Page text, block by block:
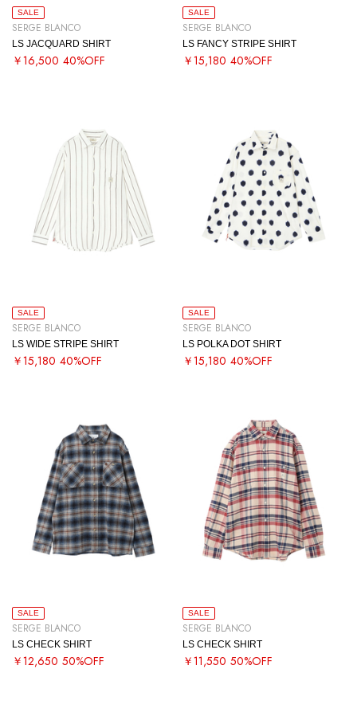
SALE
SERGE BLANCO
LS JACQUARD SHIRT
￥16,500 40%OFF
SALE
SERGE BLANCO
LS FANCY STRIPE SHIRT
￥15,180 40%OFF
SALE
SERGE BLANCO
LS WIDE STRIPE SHIRT
￥15,180 40%OFF
SALE
SERGE BLANCO
LS POLKA DOT SHIRT
￥15,180 40%OFF
SALE
SERGE BLANCO
LS CHECK SHIRT
￥12,650 50%OFF
SALE
SERGE BLANCO
LS CHECK SHIRT
￥11,550 50%OFF